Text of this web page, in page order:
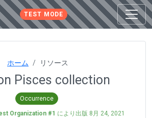
TEST MODE
ホーム リソース
Pisces collection
Occurrence
Organization #1 により出版 8月 24, 2021